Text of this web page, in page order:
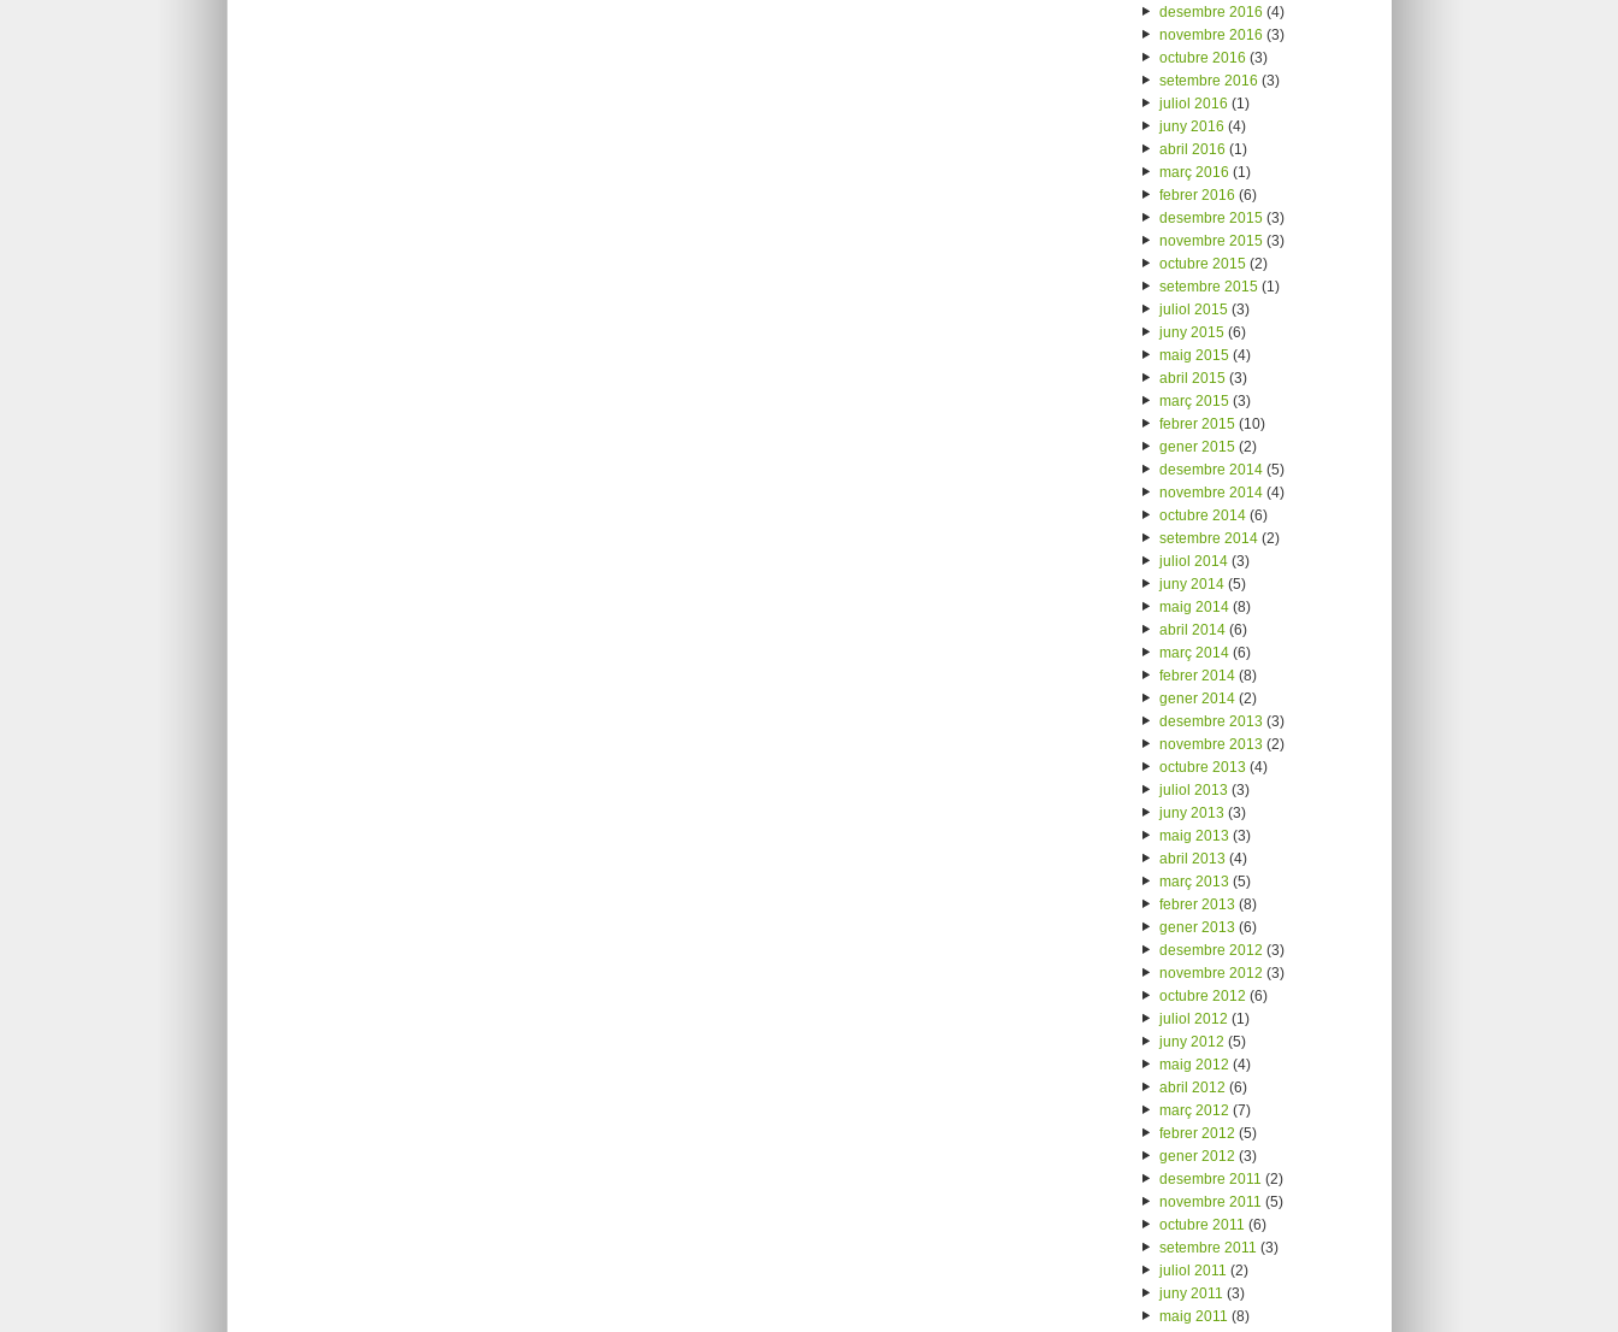
desembre 2016 (4)
novembre 2016 (3)
octubre 2016 (3)
setembre 2016 (3)
juliol 2016 (1)
juny 2016 (4)
abril 2016 (1)
març 2016 (1)
febrer 2016 (6)
desembre 2015(3)
novembre 2015(3)
octubre 2015(2)
setembre 2015(1)
juliol 2015(3)
juny 2015(6)
maig 2015(4)
abril 2015(3)
març 2015(3)
febrer 2015(10)
gener 2015(2)
desembre 2014(5)
novembre 2014(4)
octubre 2014(6)
setembre 2014(2)
juliol 2014(3)
juny 2014(5)
maig 2014(8)
abril 2014(6)
març 2014(6)
febrer 2014(8)
gener 2014(2)
desembre 2013(3)
novembre 2013(2)
octubre 2013(4)
juliol 2013(3)
juny 2013(3)
maig 2013(3)
abril 2013(4)
març 2013(5)
febrer 2013(8)
gener 2013(6)
desembre 2012 (3)
novembre 2012 (3)
octubre 2012 (6)
juliol 2012 (1)
juny 2012 (5)
maig 2012 (4)
abril 2012 (6)
març 2012 (7)
febrer 2012 (5)
gener 2012 (3)
desembre 2011 (2)
novembre 2011 (5)
octubre 2011 (6)
setembre 2011 (3)
juliol 2011 (2)
juny 2011 (3)
maig 2011 (8)